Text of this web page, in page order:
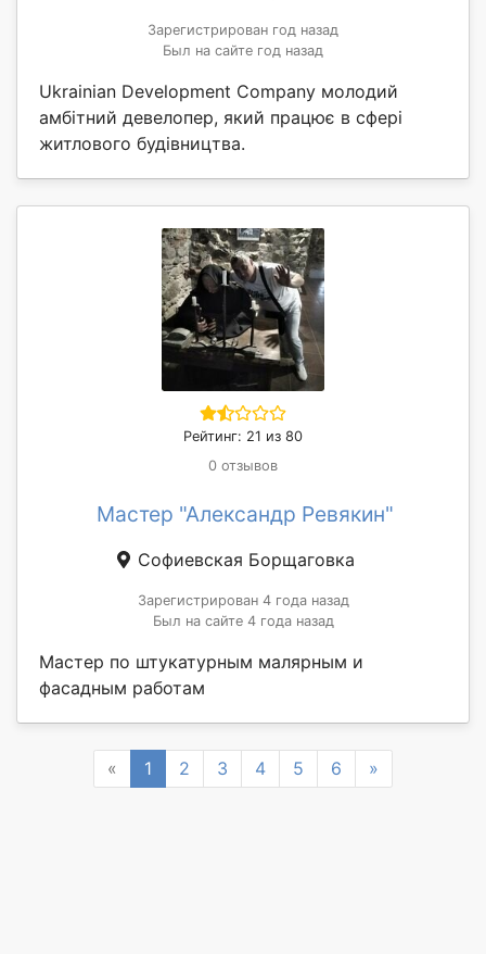
Зарегистрирован год назад
Был на сайте год назад
Ukrainian Development Company молодий
амбітний девелопер, який працює в сфері
житлового будівництва.
Рейтинг: 21 из 80
0 отзывов
Мастер "Александр Ревякин"
Софиевская Борщаговка
Зарегистрирован 4 года назад
Был на сайте 4 года назад
Мастер по штукатурным малярным и
фасадным работам
« Previous
1 2 3 4 5 6 »